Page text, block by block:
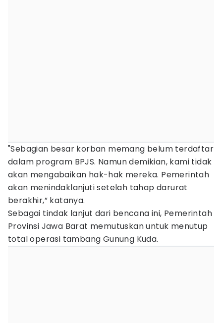
"Sebagian besar korban memang belum terdaftar
dalam program BPJS. Namun demikian, kami tidak
akan mengabaikan hak-hak mereka. Pemerintah
akan menindaklanjuti setelah tahap darurat
berakhir,” katanya.
Sebagai tindak lanjut dari bencana ini, Pemerintah
Provinsi Jawa Barat memutuskan untuk menutup
total operasi tambang Gunung Kuda.